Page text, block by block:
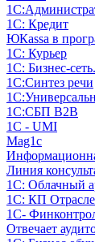
1С: Кредит
ЮКаssа в
1С: Курьер
1С: Бизнес-
1С:Синтез речи
1С:СБП B2B
1C - UMI
Mag1c
Линия
1С: Облачный
1С: КП
1С-
Отвечает